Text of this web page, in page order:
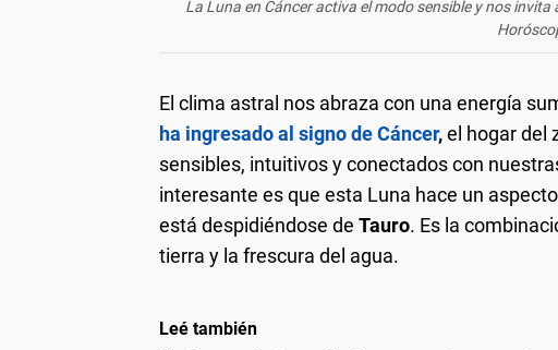
La Luna en Cáncer activa el modo sensible y nos
El clima astral nos abraza con una energía
ha ingresado al signo de Cáncer,el hogar del
sensibles, intuitivos y conectados con
interesante es que esta Luna hace un
está despidiéndose de Tauro. Es la
tierra y la frescura del agua.
Leé también